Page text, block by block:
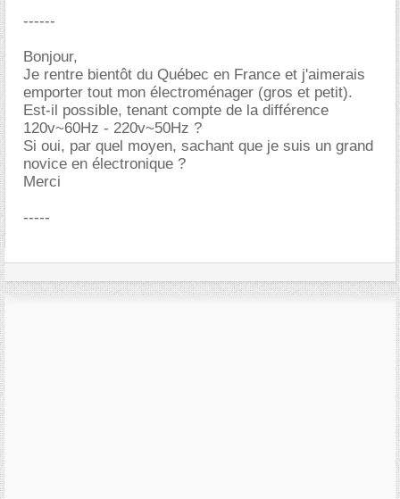
------
Bonjour,
Je rentre bientôt du Québec en France et j'aimerais
emporter tout mon électroménager (gros et petit).
Est-il possible, tenant compte de la différence
120v~60Hz - 220v~50Hz ?
Si oui, par quel moyen, sachant que je suis un grand
novice en électronique ?
Merci
-----